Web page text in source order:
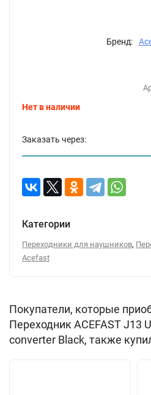
Бренд:
Нет в наличии
Заказать через:
Категории
Переходники для наушников,
Acefast
Покупатели, которые
Переходник ACEFAST J13
converter Black, также